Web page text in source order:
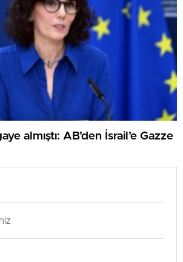
almıştı: AB’den İsrail’e Gazze